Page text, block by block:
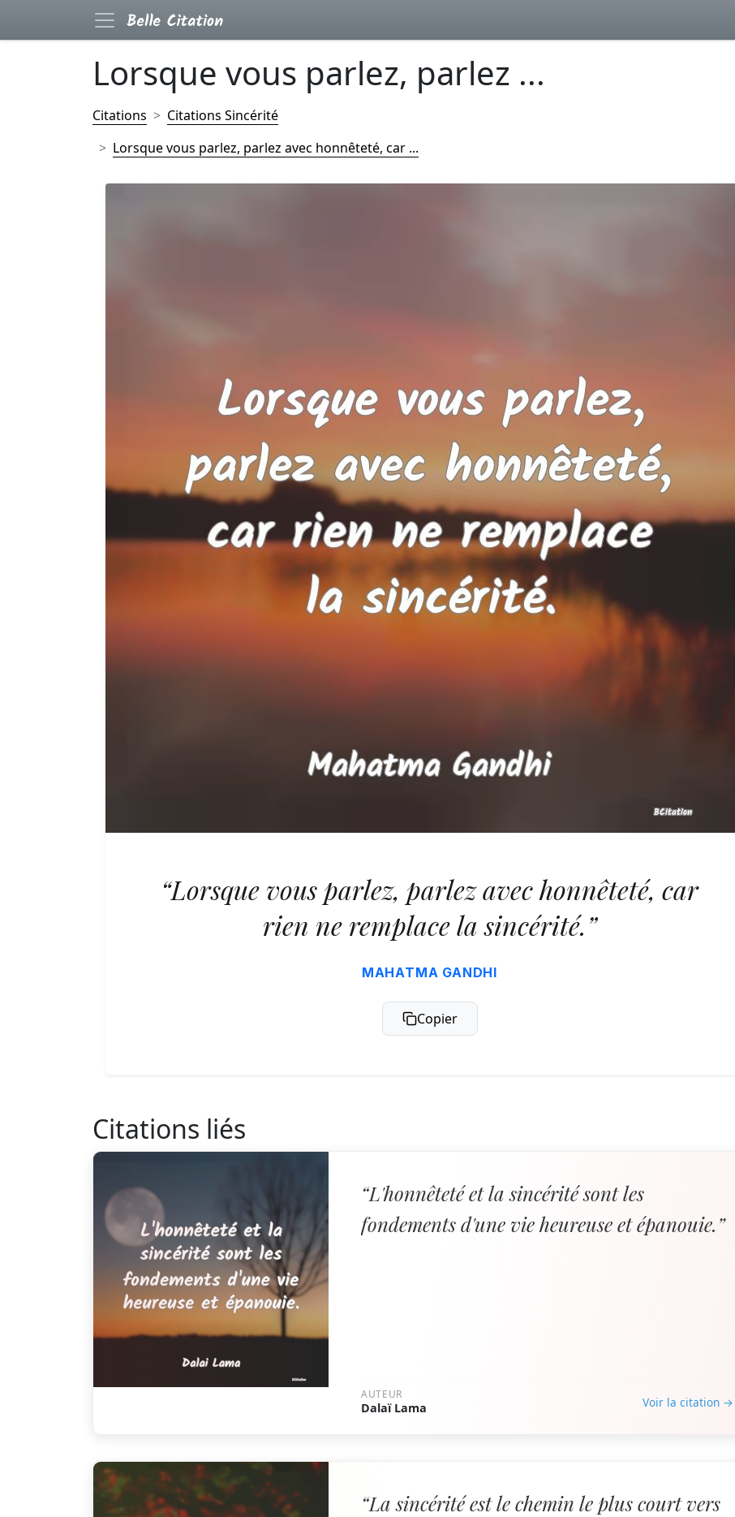
Lorsque vous parlez, parlez ...
Citations
Citations Sincérité
Lorsque vous parlez, parlez avec honnêteté, car ...
“Lorsque vous parlez, parlez avec honnêteté, car
rien ne remplace la sincérité.”
MAHATMA GANDHI
Copier
Citations liés
“L'honnêteté et la sincérité sont les
fondements d'une vie heureuse et épanouie.”
AUTEUR
Dalaï Lama Voir la citation →
“La sincérité est le chemin le plus court vers